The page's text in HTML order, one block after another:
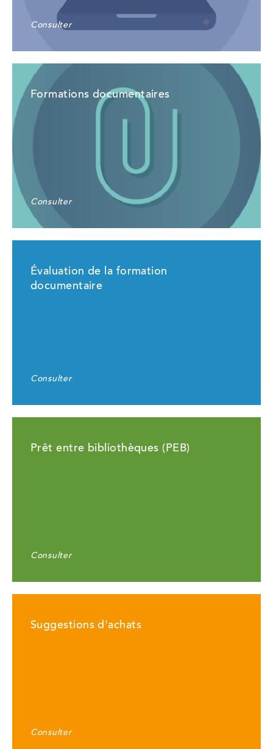
Consulter
Formations documentaires
Consulter
Évaluation de la formation
documentaire
Consulter
Prêt entre bibliothèques (PEB)
Consulter
Suggestions d'achats
Consulter